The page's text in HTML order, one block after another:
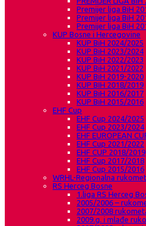
Premijer liga BiH
Premijer liga BiH
Premijer liga BiH
KUP Bosne i Hercegovine
KUP BiH 2024/2025
KUP BiH 2023/2024
KUP BiH 2022/2023
KUP BiH 2021/2022
KUP BiH 2019-2020
KUP BIH 2018/2019
KUP BiH 2016/2017
KUP BiH 2015/2016
EHF Cup
EHF Cup 2024/2025
EHF Cup 2023/2024
EHF EUROPEAN
EHF Cup 2021/2022
EHF CUP 2018/2019
EHF Cup 2017/2018
EHF Cup 2015/2016
WRHL-Regionalna
RS Herceg Bosne
1.liga RS Herceg
2005/2006 –
2007/2008
2009.g. i mlađe